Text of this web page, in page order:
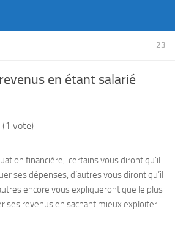
23
en étant salarié
vote)
financière, certains vous diront qu’il
ses dépenses, d’autres vous diront qu’il
encore vous expliqueront que le plus
ses revenus en sachant mieux exploiter